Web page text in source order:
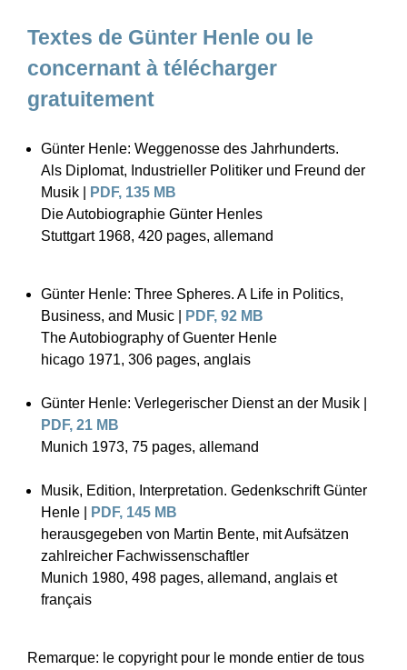
Textes de Günter Henle ou le
concernant à télécharger
gratuitement
Günter Henle: Weggenosse des Jahrhunderts.
Als Diplomat, Industrieller Politiker und Freund der
Musik |
PDF, 135 MB
Die Autobiographie Günter Henles
Stuttgart 1968, 420 pages, allemand
Günter Henle: Three Spheres. A Life in Politics,
Business, and Music |
PDF, 92 MB
The Autobiography of Guenter Henle
hicago 1971, 306 pages, anglais
Günter Henle: Verlegerischer Dienst an der Musik |
PDF, 21 MB
Munich 1973, 75 pages, allemand
Musik, Edition, Interpretation. Gedenkschrift Günter
Henle |
PDF, 145 MB
herausgegeben von Martin Bente, mit Aufsätzen
zahlreicher Fachwissenschaftler
Munich 1980, 498 pages, allemand, anglais et
français
Remarque: le copyright pour le monde entier de tous